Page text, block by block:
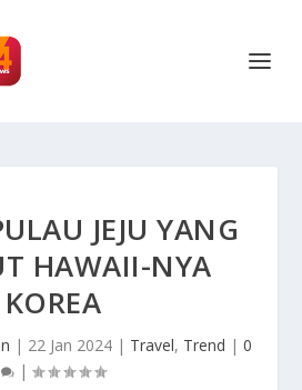
JEJU YANG
HAWAII-NYA
KOREA
| 22 Jan 2024| Travel, Trend | 0
|